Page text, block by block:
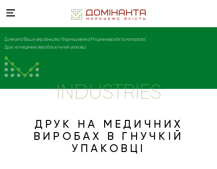
Домінанта Ваше виробництво Фармацевтика Медичні вироби та матеріали
Друк на медичних виробах в гнучкій упаковці
INDUSTRIES
ДРУК НА МЕДИЧНИХ
ВИРОБАХ В ГНУЧКІЙ
УПАКОВЦІ